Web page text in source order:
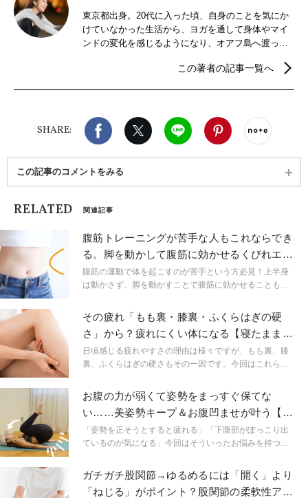
東京都出身。20代に入った頃、自身のことを気にか
けていなかった生活から、ヨガを通して身体やマイ
ンドの変化を感じるようになり、オアフ島へ渡って
ヨガを実践し、日々探究。“今“ある自分を最大限体験
この著者の記事一覧へ
SHARE:
Facebook X（旧twitter）
LINE Pinterest
この記事のコメントをみる
RELATED 関連記事
腹筋トレーニングが苦手な人もこれならでき
る。脚を動かして腹筋に効かせるくびれエク
サ
腹筋の運動で体を起こすのが苦手という方必見！上半身
は動かさず、脚を動かすことで腹筋に効かせることもで
サイズに今すぐトライしましょう。
その疲れ「もも裏・膝裏・ふくらはぎの硬
さ」から？疲れにくい体になる【寝たままま
とめてストレッチ】
日頃感じる疲れやすさの理由は様々ですが、もも裏、膝
裏、ふくらはぎの硬さもその一因です。今回はこれらの
介します。こまめに続けることで柔軟性を高め、日常生
活で疲れにくい体を作りましょう。
お腹の力が弱くて姿勢をまっすぐ保てな
い……美姿勢キープ＆お腹凹ませが叶う【腸
腰筋トレーニング】
「姿勢を正そうとすると疲れる」「下腹部がぽっこり出
ているのが気になる」今回はそういったお悩みを持つ人
ガチガチ股関節→ゆるめるには「開く」より
「ねじる」がポイント？股関節の柔軟性アッ